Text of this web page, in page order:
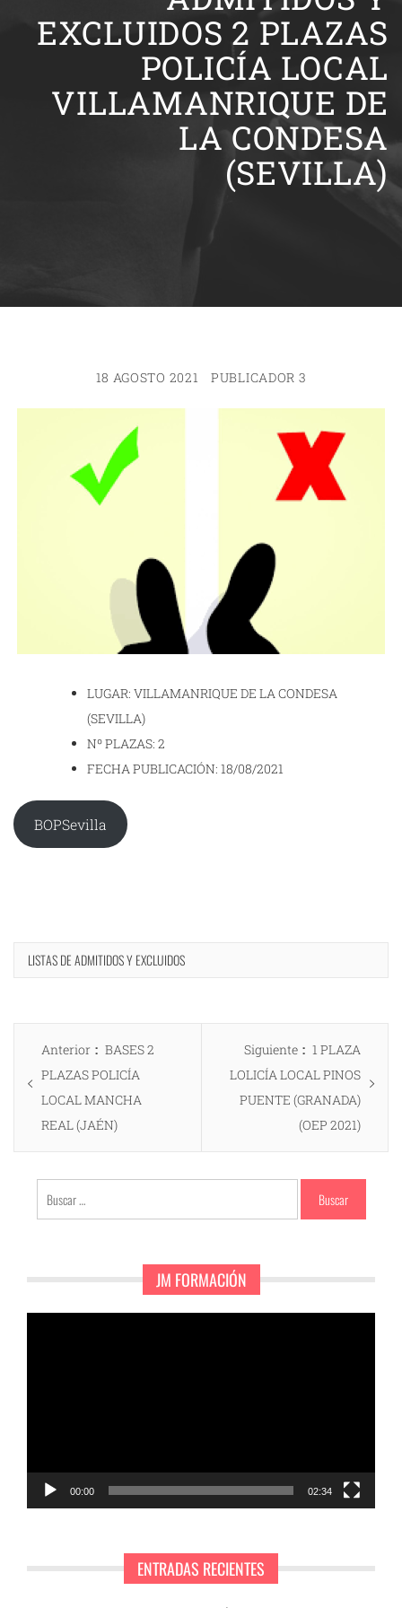
EXCLUIDOS 2 PLAZAS
POLICÍA LOCAL
VILLAMANRIQUE DE
LA CONDESA
(SEVILLA)
18 AGOSTO 2021 PUBLICADOR 3
LUGAR: VILLAMANRIQUE DE LA CONDESA
(SEVILLA)
Nº PLAZAS: 2
FECHA PUBLICACIÓN: 18/08/2021
BOPSevilla
LISTAS DE ADMITIDOS Y EXCLUIDOS
Navegación
entradas
Anterior
Entrada
anterior:
BASES 2
PLAZAS POLICÍA
LOCAL MANCHA
REAL (JAÉN)
Siguiente
Entrada
siguiente:
1 PLAZA
LOLICÍA LOCAL PINOS
PUENTE (GRANADA)
(OEP 2021)
Buscar:
JM FORMACIÓN
00:00 02:34
ENTRADAS RECIENTES